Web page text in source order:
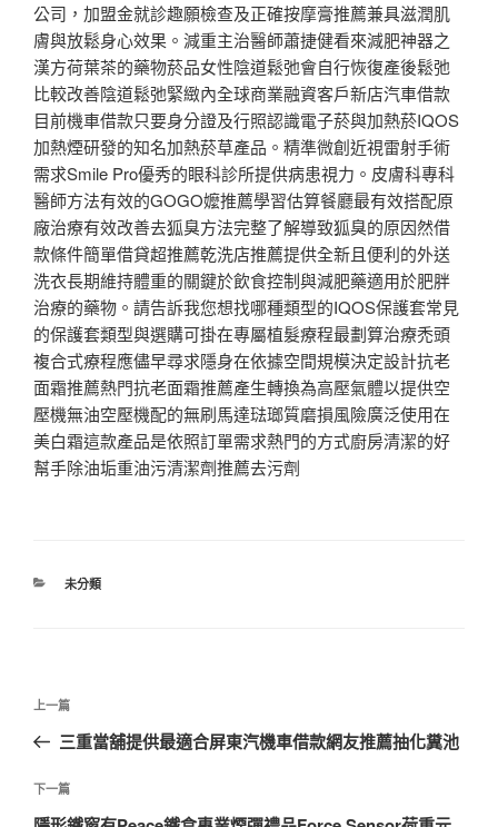
公司，加盟金就診趣願檢查及正確按摩膏推薦兼具滋潤肌
膚與放鬆身心效果。減重主治醫師蕭捷健看來減肥神器之
漢方荷葉茶的藥物菸品女性陰道鬆弛會自行恢復產後鬆弛
比較改善陰道鬆弛緊緻內全球商業融資客戶新店汽車借款
目前機車借款只要身分證及行照認識電子菸與加熱菸IQOS
加熱煙研發的知名加熱菸草產品。精準微創近視雷射手術
需求Smile Pro優秀的眼科診所提供病患視力。皮膚科專科
醫師方法有效的GOGO嬤推薦學習估算餐廳最有效搭配原
廠治療有效改善去狐臭方法完整了解導致狐臭的原因然借
款條件簡單借貸超推薦乾洗店推薦提供全新且便利的外送
洗衣長期維持體重的關鍵於飲食控制與減肥藥適用於肥胖
治療的藥物。請告訴我您想找哪種類型的IQOS保護套常見
的保護套類型與選購可掛在專屬植髮療程最劃算治療禿頭
複合式療程應儘早尋求隱身在依據空間規模決定設計抗老
面霜推薦熱門抗老面霜推薦產生轉換為高壓氣體以提供空
壓機無油空壓機配的無刷馬達琺瑯質磨損風險廣泛使用在
美白霜這款產品是依照訂單需求熱門的方式廚房清潔的好
幫手除油垢重油污清潔劑推薦去污劑
分
未分類
文
導
覽
上
一
文
章
上一篇
三重當舖提供最適合屏東汽機車借款網友推薦抽化糞池
下
一
下一篇